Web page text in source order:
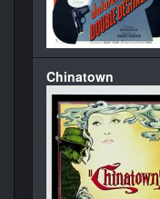
Chinatown